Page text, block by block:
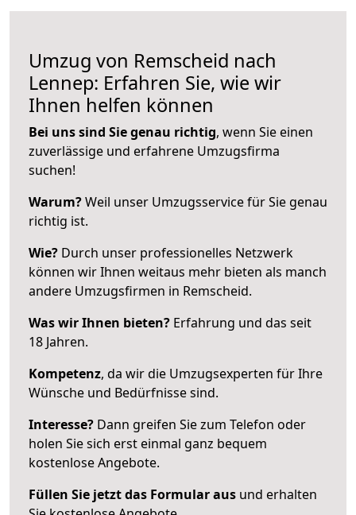
Umzug von Remscheid nach
Lennep: Erfahren Sie, wie wir
Ihnen helfen können
Bei uns sind Sie genau richtig, wenn Sie einen
zuverlässige und erfahrene Umzugsfirma
suchen!
Warum?Weil unser Umzugsservice für Sie genau
richtig ist.
Wie? Durch unser professionelles Netzwerk
können wir Ihnen weitaus mehr bieten als manch
andere Umzugsfirmen in Remscheid.
Was wir Ihnen bieten? Erfahrung und das seit
18 Jahren.
Kompetenz, da wir die Umzugsexperten für Ihre
Wünsche und Bedürfnisse sind.
Interesse? Dann greifen Sie zum Telefon oder
holen Sie sich erst einmal ganz bequem
kostenlose Angebote.
Füllen Sie jetzt das Formular aus und erhalten